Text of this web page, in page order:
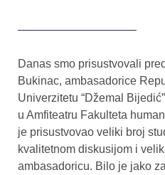
Danas smo prisustvovali
Bukinac, ambasadorice
Univerzitetu “Džemal
u Amfiteatru Fakulteta
je prisustvovao veliki broj
kvalitetnom diskusijom i
ambasadoricu. Bilo je jako